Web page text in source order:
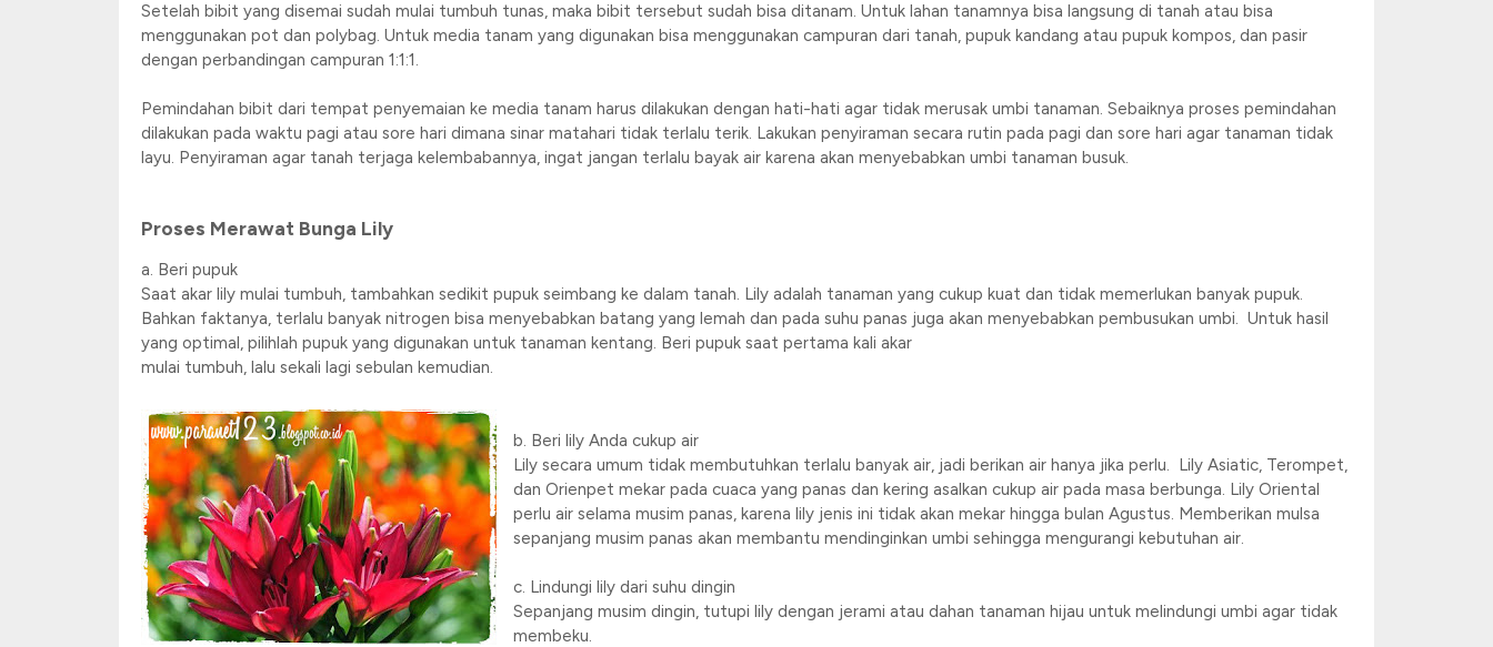
Setelah bibit yang disemai sudah mulai tumbuh tunas, maka bibit tersebut sudah bisa ditanam. Untuk lahan tanamnya bisa langsung di tanah atau bisa
menggunakan pot dan polybag. Untuk media tanam yang digunakan bisa menggunakan campuran dari tanah, pupuk kandang atau pupuk kompos, dan pasir
dengan perbandingan campuran 1:1:1.
Pemindahan bibit dari tempat penyemaian ke media tanam harus dilakukan dengan hati-hati agar tidak merusak umbi tanaman. Sebaiknya proses pemindahan
dilakukan pada waktu pagi atau sore hari dimana sinar matahari tidak terlalu terik. Lakukan penyiraman secara rutin pada pagi dan sore hari agar tanaman tidak
layu. Penyiraman agar tanah terjaga kelembabannya, ingat jangan terlalu bayak air karena akan menyebabkan umbi tanaman busuk.
Proses Merawat Bunga Lily
a. Beri pupuk
Saat akar lily mulai tumbuh, tambahkan sedikit pupuk seimbang ke dalam tanah. Lily adalah tanaman yang cukup kuat dan tidak memerlukan banyak pupuk.
Bahkan faktanya, terlalu banyak nitrogen bisa menyebabkan batang yang lemah dan pada suhu panas juga akan menyebabkan pembusukan umbi. Untuk hasil
yang optimal, pilihlah pupuk yang digunakan untuk tanaman kentang. Beri pupuk saat pertama kali akar
mulai tumbuh, lalu sekali lagi sebulan kemudian.
b. Beri lily Anda cukup air
Lily secara umum tidak membutuhkan terlalu banyak air, jadi berikan air hanya jika perlu. Lily Asiatic, Terompet,
dan Orienpet mekar pada cuaca yang panas dan kering asalkan cukup air pada masa berbunga. Lily Oriental
perlu air selama musim panas, karena lily jenis ini tidak akan mekar hingga bulan Agustus. Memberikan mulsa
sepanjang musim panas akan membantu mendinginkan umbi sehingga mengurangi kebutuhan air.
c. Lindungi lily dari suhu dingin
Sepanjang musim dingin, tutupi lily dengan jerami atau dahan tanaman hijau untuk melindungi umbi agar tidak
membeku.